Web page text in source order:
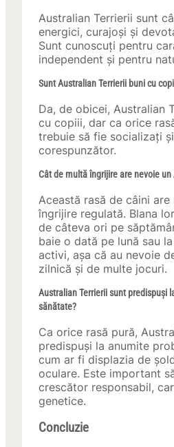
Australian Terrierii sunt
energici, curajoși și
Sunt cunoscuți pentru
independent și pentru
Sunt Australian Terrierii buni cu
Da, de obicei, Australian
cu copiii, dar ca orice
trebuie să fie socializați
corespunzător.
Cât de multă îngrijire are nevoie un
Această rasă de câini are
îngrijire regulată. Blana
de câteva ori pe
baie o dată pe lună sau
activi, așa că au nevoie
zilnică și de multe jocuri.
Australian Terrierii sunt predispuși
sănătate?
Ca orice rasă pură,
predispuși la anumite
cum ar fi displazia de
oculare. Este important
crescător responsabil,
genetice.
Concluzie